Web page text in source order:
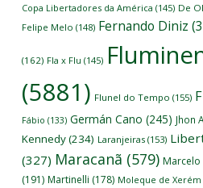
Copa Libertadores da América (145) De
Felipe Melo (148) Fernando Diniz
(162) Fla x Flu (145)
(5881) Flunel do Tempo (155)
Fábio (133) Germán Cano (245) Jhon
Kennedy(234) Laranjeiras (153)
(327) Maracanã (579) Marcelo
(191) Martinelli (178) Moleque de Xerém